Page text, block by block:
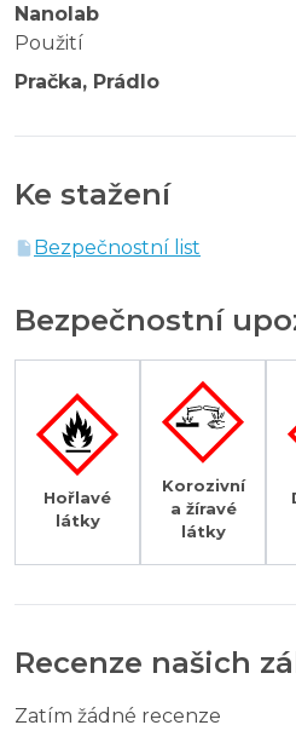
Nanolab
Použití
Pračka, Prádlo
Ke stažení
Bezpečnostní list
Bezpečnostní
Hořlavé
látky
Korozivní
a žíravé
látky
Recenze našich
Zatím žádné recenze